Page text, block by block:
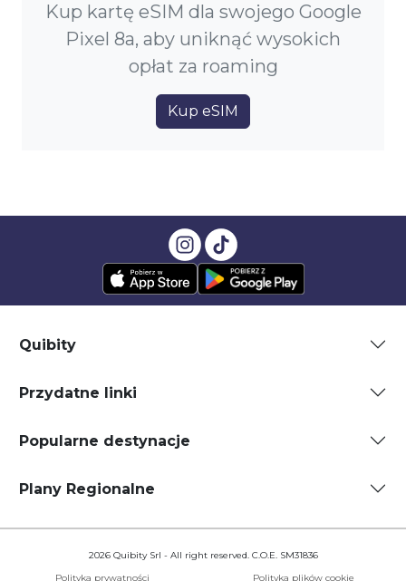
Kup kartę eSIM dla swojego Google
Pixel 8a, aby uniknąć wysokich
opłat za roaming
Kup eSIM
Quibity
Przydatne linki
Popularne destynacje
Plany Regionalne
2026 Quibity Srl - All right reserved. C.O.E. SM31836
Polityka prywatności
Polityka plików cookie